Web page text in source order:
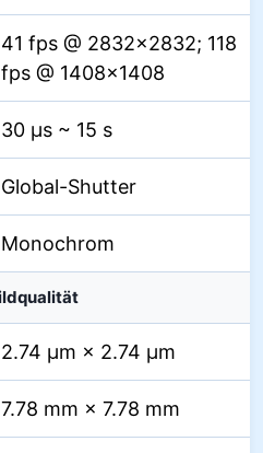
41 fps @ 2832×2832; 118
fps @ 1408×1408
30 µs ~ 15 s
Global-Shutter
Monochrom
2.74 µm × 2.74 µm
7.78 mm × 7.78 mm